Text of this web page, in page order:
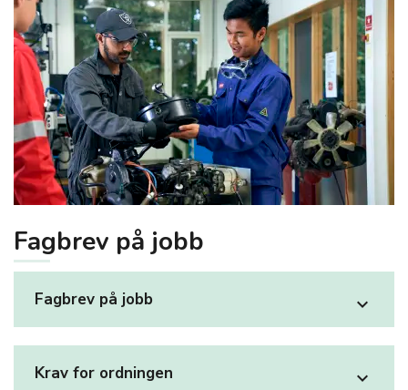
Fagbrev på jobb
Fagbrev på jobb expand_more
Krav for ordningen expand_more